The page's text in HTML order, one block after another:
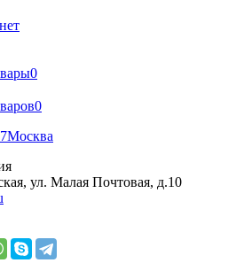
0
0
Москва
ул. Малая Почтовая, д.10